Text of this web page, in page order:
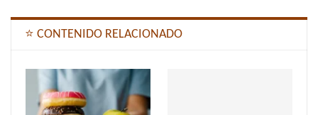
⭐ CONTENIDO RELACIONADO